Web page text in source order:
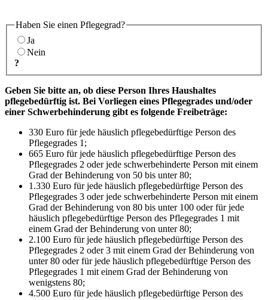
Haben Sie einen Pflegegrad?
Ja
Nein
?
Geben Sie bitte an, ob diese Person Ihres Haushaltes
pflegebedürftig ist. Bei Vorliegen eines Pflegegrades und/oder
einer Schwerbehinderung gibt es folgende Freibeträge:
330 Euro für jede häuslich pflegebedürftige Person des
Pflegegrades 1;
665 Euro für jede häuslich pflegebedürftige Person des
Pflegegrades 2 oder jede schwerbehinderte Person mit einem
Grad der Behinderung von 50 bis unter 80;
1.330 Euro für jede häuslich pflegebedürftige Person des
Pflegegrades 3 oder jede schwerbehinderte Person mit einem
Grad der Behinderung von 80 bis unter 100 oder für jede
häuslich pflegebedürftige Person des Pflegegrades 1 mit
einem Grad der Behinderung von unter 80;
2.100 Euro für jede häuslich pflegebedürftige Person des
Pflegegrades 2 oder 3 mit einem Grad der Behinderung von
unter 80 oder für jede häuslich pflegebedürftige Person des
Pflegegrades 1 mit einem Grad der Behinderung von
wenigstens 80;
4.500 Euro für jede häuslich pflegebedürftige Person des